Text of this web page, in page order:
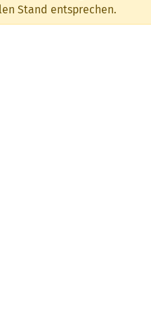
Stand entsprechen.